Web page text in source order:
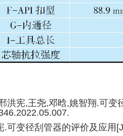
洪宪,王尧,邓晗,姚智翔.可
.可变径刮管器的评价及应用